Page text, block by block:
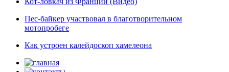
Пес-байкер участвовал в благотворительном
мотопробеге
Как устроен калейдоскоп хамелеона